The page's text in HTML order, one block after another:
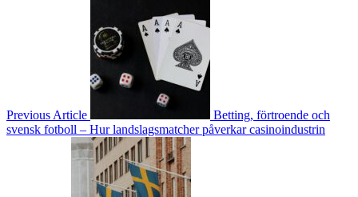
Previous Article
Betting, förtroende och
svensk fotboll – Hur landslagsmatcher påverkar casinoindustrin